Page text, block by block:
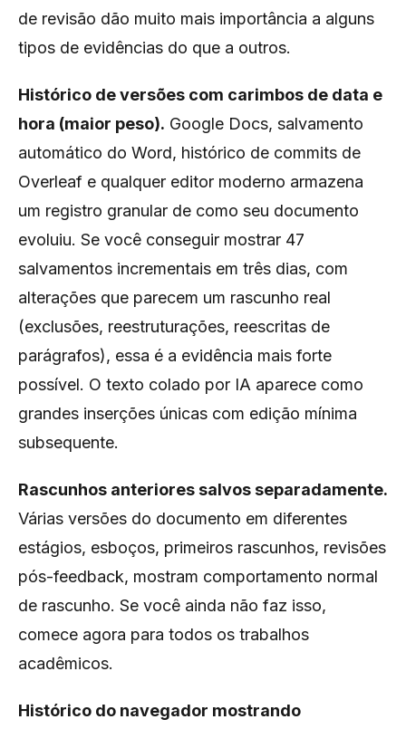
de revisão dão muito mais importância a alguns
tipos de evidências do que a outros.
Histórico de versões com carimbos de data e
hora (maior peso). Google Docs, salvamento
automático do Word, histórico de commits de
Overleaf e qualquer editor moderno armazena
um registro granular de como seu documento
evoluiu. Se você conseguir mostrar 47
salvamentos incrementais em três dias, com
alterações que parecem um rascunho real
(exclusões, reestruturações, reescritas de
parágrafos), essa é a evidência mais forte
possível. O texto colado por IA aparece como
grandes inserções únicas com edição mínima
subsequente.
Rascunhos anteriores salvos separadamente.
Várias versões do documento em diferentes
estágios, esboços, primeiros rascunhos, revisões
pós-feedback, mostram comportamento normal
de rascunho. Se você ainda não faz isso,
comece agora para todos os trabalhos
acadêmicos.
Histórico do navegador mostrando